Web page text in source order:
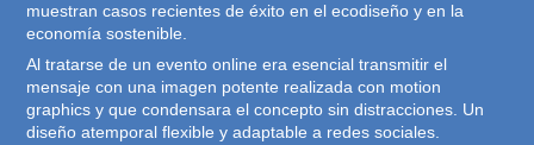
muestran casos recientes de éxito en el ecodiseño y en la
economía sostenible.
Al tratarse de un evento online era esencial transmitir el
mensaje con una imagen potente realizada con motion
graphics y que condensara el concepto sin distracciones. Un
diseño atemporal flexible y adaptable a redes sociales.